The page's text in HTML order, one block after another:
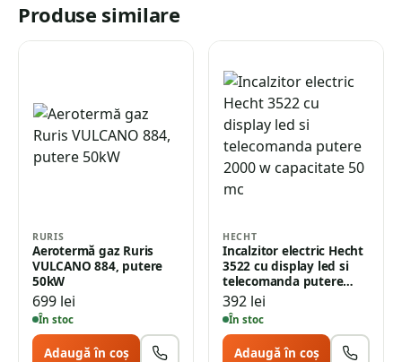
Produse similare
RURIS
Aerotermă gaz Ruris
VULCANO 884, putere
50kW
699 lei
În stoc
Adaugă în coș
HECHT
Incalzitor electric Hecht
3522 cu display led si
telecomanda putere
2000 w…
392 lei
În stoc
Adaugă în coș